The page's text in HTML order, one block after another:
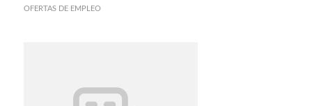
OFERTAS DE EMPLEO